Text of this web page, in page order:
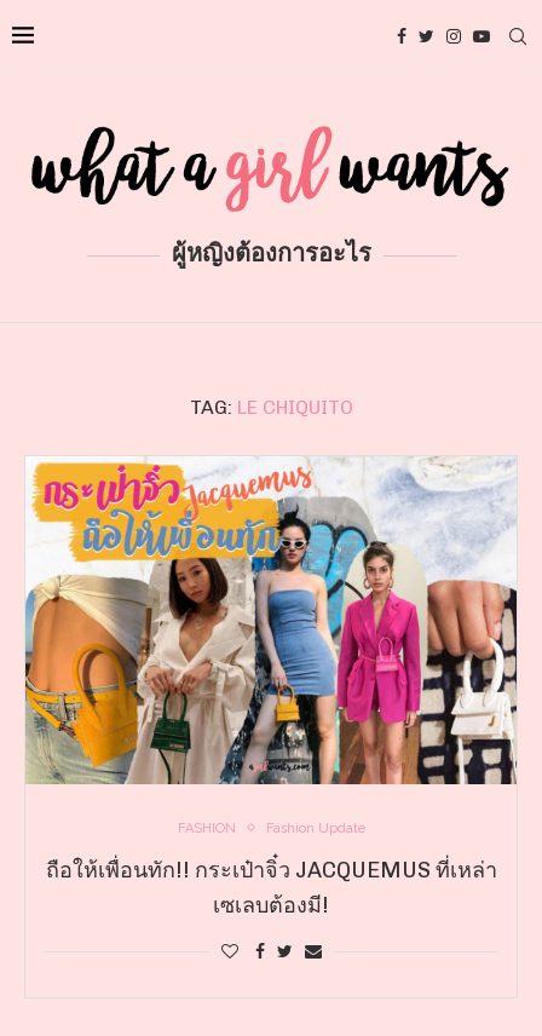
ผู้หญิงต้องการอะไร
TAG: LE CHIQUITO
FASHION Fashion Update
ถือให้เพื่อนทัก!! กระเป๋าจิ๋ว JACQUEMUS ที่เหล่า
เซเลบต้องมี!